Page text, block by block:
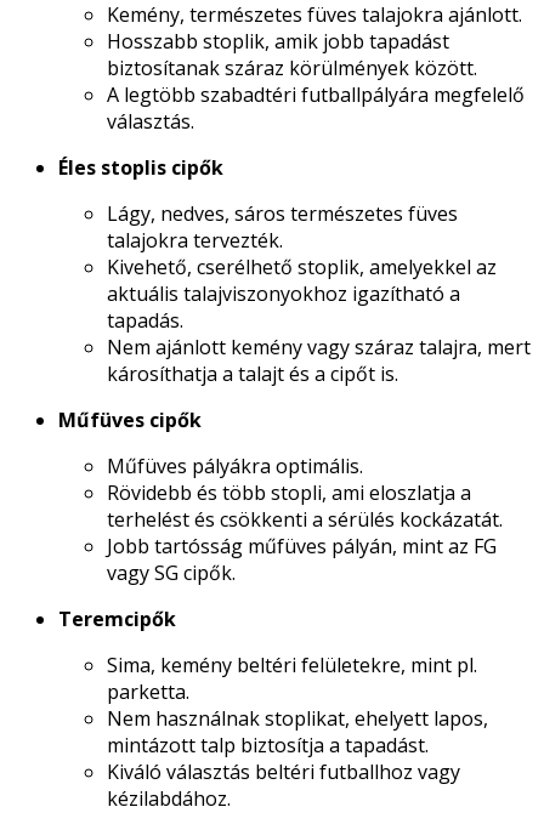
Kemény, természetes füves talajokra ajánlott.
Hosszabb stoplik, amik jobb tapadást
biztosítanak száraz körülmények között.
A legtöbb szabadtéri futballpályára megfelelő
választás.
Éles stoplis cipők
Lágy, nedves, sáros természetes füves
talajokra tervezték.
Kivehető, cserélhető stoplik, amelyekkel az
aktuális talajviszonyokhoz igazítható a
tapadás.
Nem ajánlott kemény vagy száraz talajra, mert
károsíthatja a talajt és a cipőt is.
Műfüves cipők
Műfüves pályákra optimális.
Rövidebb és több stopli, ami eloszlatja a
terhelést és csökkenti a sérülés kockázatát.
Jobb tartósság műfüves pályán, mint az FG
vagy SG cipők.
Teremcipők
Sima, kemény beltéri felületekre, mint pl.
parketta.
Nem használnak stoplikat, ehelyett lapos,
mintázott talp biztosítja a tapadást.
Kiváló választás beltéri futballhoz vagy
kézilabdához.